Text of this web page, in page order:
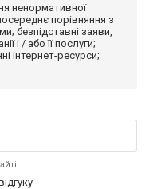
ненормативної
порівняння з
безпідставні заяви,
і / або її послуги;
інтернет-ресурси;